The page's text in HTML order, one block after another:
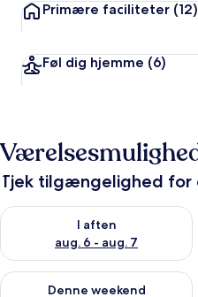
Primære faciliteter (12)
Føl dig hjemme (6)
Tjek tilgængelighed for
I aften
aug. 6 - aug. 7
Tjek tilgængelighed for i aften
Denne weekend
Tjek tilgængelighed for denne